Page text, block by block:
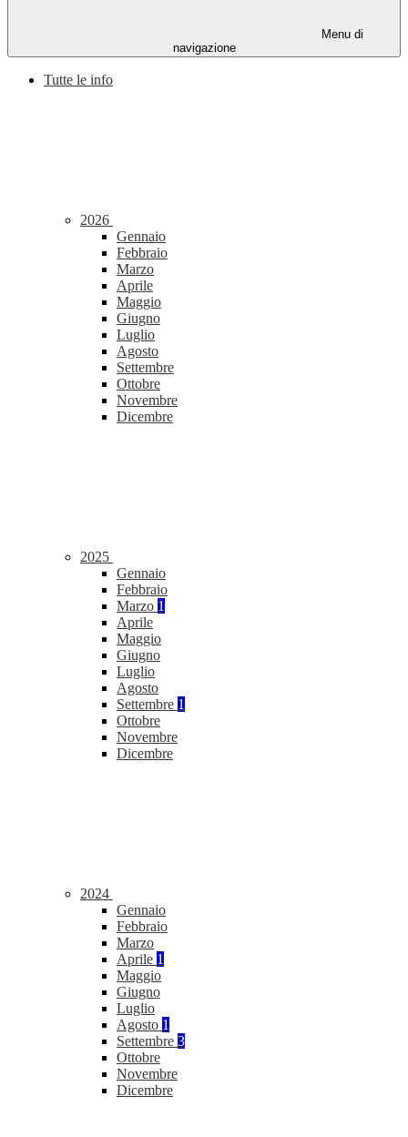
Menu di
navigazione
Tutte le info
2026
Gennaio
Febbraio
Marzo
Aprile
Maggio
Giugno
Luglio
Agosto
Settembre
Ottobre
Novembre
Dicembre
2025
Gennaio
Febbraio
Marzo 1
Aprile
Maggio
Giugno
Luglio
Agosto
Settembre 1
Ottobre
Novembre
Dicembre
2024
Gennaio
Febbraio
Marzo
Aprile 1
Maggio
Giugno
Luglio
Agosto 1
Settembre 3
Ottobre
Novembre
Dicembre